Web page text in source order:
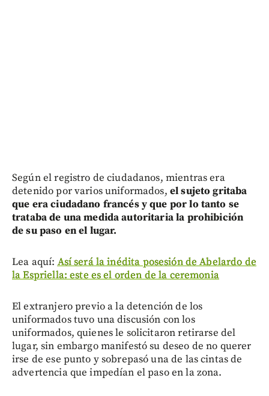
Según el registro de ciudadanos, mientras era
detenido por varios uniformados, el sujeto gritaba
que era ciudadano francés y que por lo tanto se
trataba de una medida autoritaria la prohibición
de su paso en el lugar.
Lea aquí: Así será la inédita posesión de Abelardo de
la Espriella: este es el orden de la ceremonia
El extranjero previo a la detención de los
uniformados tuvo una discusión con los
uniformados, quienes le solicitaron retirarse del
lugar, sin embargo manifestó su deseo de no querer
irse de ese punto y sobrepasó una de las cintas de
advertencia que impedían el paso en la zona.